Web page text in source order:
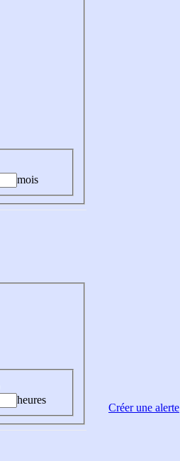
mois
heures
Créer une alerte